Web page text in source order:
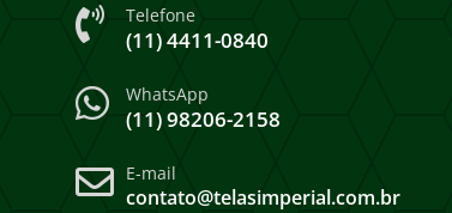
 Telefone
(11) 4411-0840
 WhatsApp
(11) 98206-2158
 E-mail
contato@telasimperial.com.br